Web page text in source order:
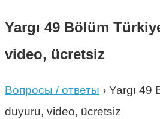
Yargı 49 Bölüm
video, ücretsiz
Вопросы / ответы › Yargı 49
duyuru, video, ücretsiz